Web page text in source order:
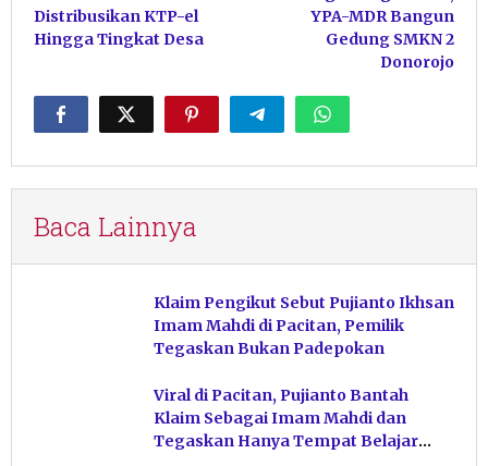
Distribusikan KTP-el
Hingga Tingkat Desa
YPA-MDR Bangun
Gedung SMKN 2
Donorojo
Baca Lainnya
Klaim Pengikut Sebut Pujianto Ikhsan
Imam Mahdi di Pacitan, Pemilik
Tegaskan Bukan Padepokan
Viral di Pacitan, Pujianto Bantah
Klaim Sebagai Imam Mahdi dan
Tegaskan Hanya Tempat Belajar